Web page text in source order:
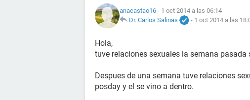
anacastao16 - 1 oct 2014 a las 06:14
Dr. Carlos Salinas
- 1 oct 2014 a las
Hola,
tuve relaciones sexuales la semana
Despues de una semana tuve relaciones
posday y el se vino a dentro.